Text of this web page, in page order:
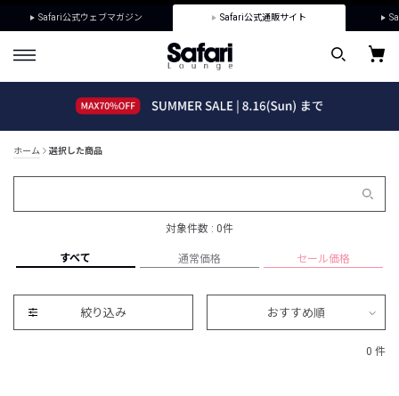
Safari公式ウェブマガジン Safari公式通販サイト
ホーム 選択した商品
対象件数 : 0件
すべて 通常価格 セール価格
絞り込み おすすめ順
0 件